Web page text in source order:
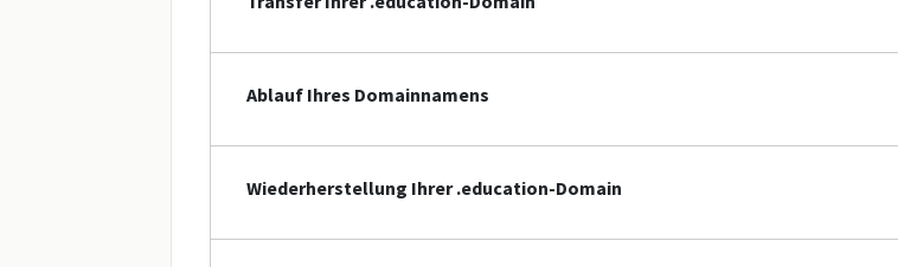
Ablauf Ihres Domainnamens
Wiederherstellung Ihrer .education-Domain